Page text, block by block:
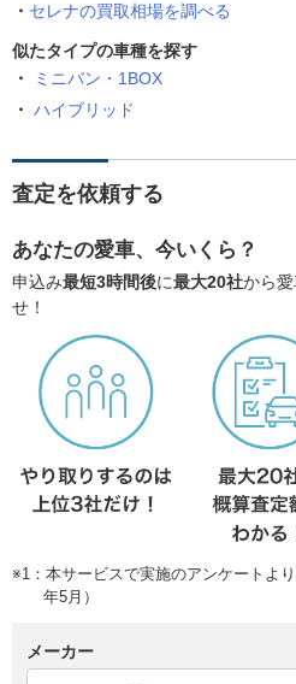
セレナの買取相場を調べる
似たタイプの車種を探す
ミニバン・1BOX
ハイブリッド
査定を依頼する
あなたの愛車、今いくら？
申込み最短3時間後に最大20社から
せ！
※1：本サービスで実施のアンケートよ
年5月）
メーカー